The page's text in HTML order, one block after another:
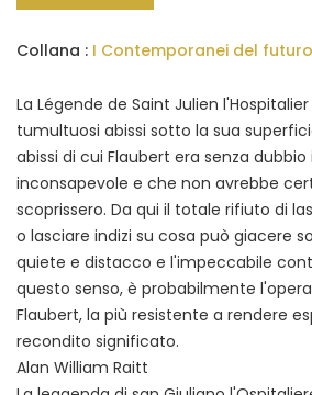
Collana : I Contemporanei del futuro
La Légende de Saint Julien
tumultuosi abissi sotto la sua
abissi di cui Flaubert era senza
inconsapevole e che non avrebbe
scoprissero. Da qui il totale rifiuto di
o lasciare indizi su cosa può giacere
quiete e distacco e l'impeccabile
questo senso, è probabilmente
Flaubert, la più resistente a rendere
recondito significato.
Alan William Raitt